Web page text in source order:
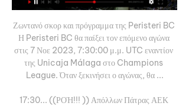
Ζωντανό σκορ και πρόγραμμα της Peristeri BC
Η Peristeri BC θα παίξει τον επόμενο αγώνα
στις 7 Νοε 2023, 7:30:00 μ.μ. UTC εναντίον
της Unicaja Málaga στο Champions
League. Όταν ξεκινήσει ο αγώνας, θα ...
17:30... ((ΡΟΉ!!! )) Απόλλων Πάτρας ΑΕΚ